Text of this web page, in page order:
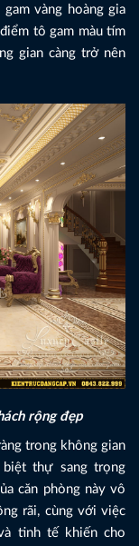
vàng hoàng gia
tô gam màu tím
gian càng trở nên
rộng đẹp
trong không gian
thự sang trọng
căn phòng này vô
rãi, cùng với việc
tinh tế khiến cho